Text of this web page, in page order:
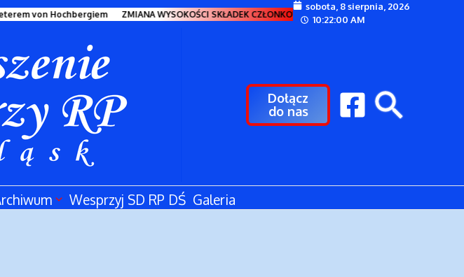
von Hochbergiem ZMIANA WYSOKOŚCI SKŁADEK CZŁONKOWSKICH SDRP OD 1 STYCZNIA 2024 ROKU
sobota, 8 sierpnia, 2026
10:22:01 AM
Dołącz
do nas
Wesprzyj SD RP DŚ Galeria